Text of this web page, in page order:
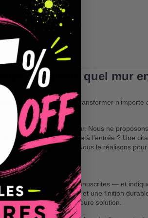
n’importe quel mur
, vous pouvez transformer
et votre couleur. Nous ne
nom de votre entreprise à l’entrée ? Une
de vos enfants ? Nous le réalisons
modernes ou manuscrites — et
garantir une pose facile et une finition
ensemble la meilleure solution.